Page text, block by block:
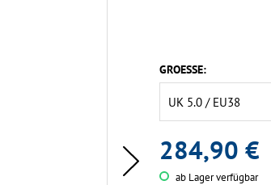
GROESSE:
284,90 €
ab Lager verfügbar